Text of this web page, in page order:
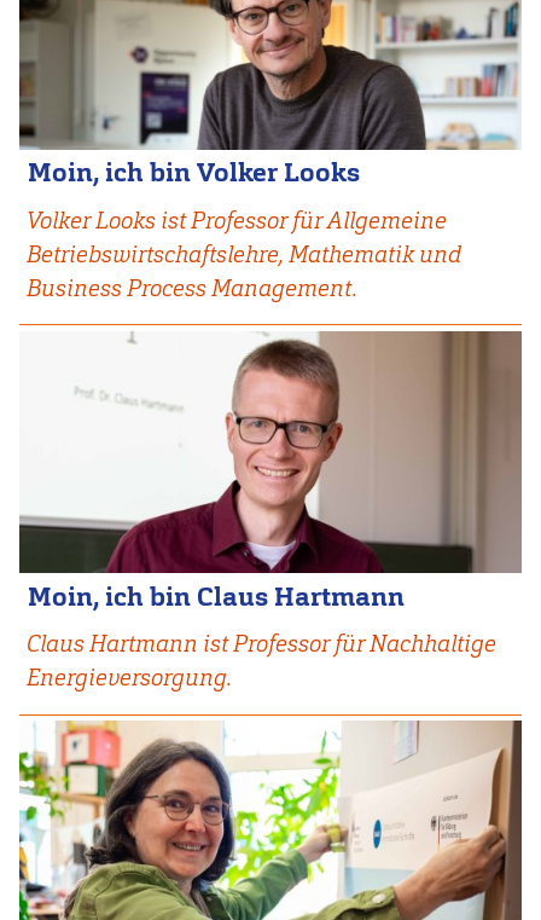
Moin, ich bin Volker Looks
Volker Looks ist Professor für Allgemeine
Betriebswirtschaftslehre, Mathematik und
Business Process Management.
Moin, ich bin Claus Hartmann
Claus Hartmann ist Professor für Nachhaltige
Energieversorgung.